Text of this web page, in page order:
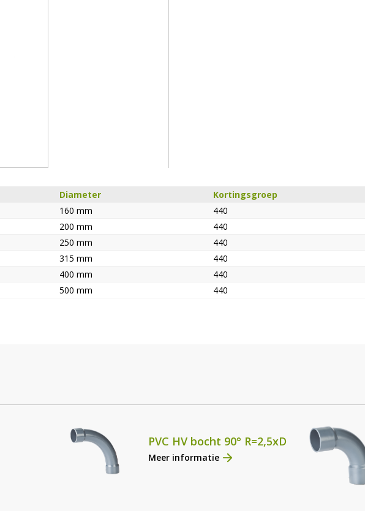
Diameter Kortingsgroep
160 mm 440
200 mm 440
250 mm 440
315 mm 440
400 mm 440
500 mm 440
PVC HV bocht 90° R=2,5xD
Meer informatie